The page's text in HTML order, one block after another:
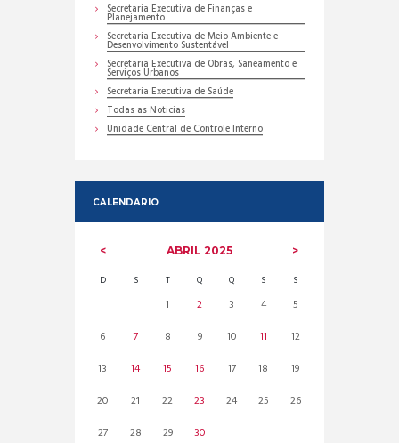
Secretaria Executiva de Finanças e
Planejamento
Secretaria Executiva de Meio Ambiente e
Desenvolvimento Sustentável
Secretaria Executiva de Obras, Saneamento e
Serviços Urbanos
Secretaria Executiva de Saúde
Todas as Noticias
Unidade Central de Controle Interno
CALENDARIO
ABRIL 2025
D S T Q Q S S
1 2 3 4
5
6
7 8 9 10 11
12
13
14 15 16 17 18
19
20
21 22 23 24 25
26
27
28 29 30